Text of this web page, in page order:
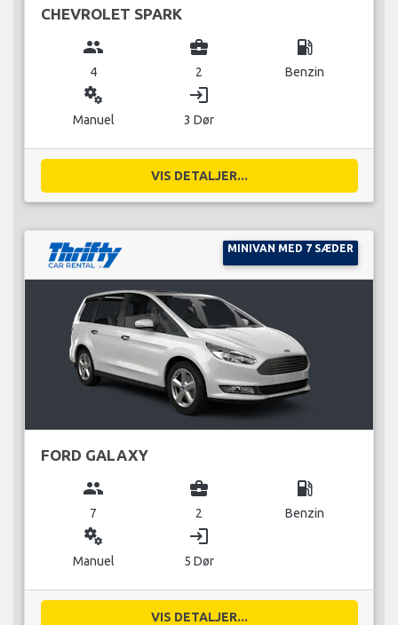
CHEVROLET SPARK
group
4
business_center
2
local_gas_station
Benzin
miscellaneous_services
Manuel
login
3 Dør
VIS DETALJER...
MINIVAN MED 7 SÆDER
FORD GALAXY
group
7
business_center
2
local_gas_station
Benzin
miscellaneous_services
Manuel
login
5 Dør
VIS DETALJER...